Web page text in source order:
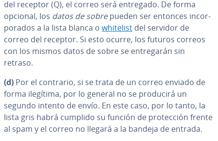
del receptor (Q), el correo será entregado. De forma
opcional, los datos de sobrepueden ser entonces in­co­r­
po­ra­dos a la lista blanca o whitelist del servidor de
correo del receptor. Si esto ocurre, los futuros correos
con los mismos datos de sobre se en­tre­ga­rán sin
retraso.
(d) Por el contrario, si se trata de un correo enviado de
forma ilegítima, por lo general no se producirá un
segundo intento de envío. En este caso, por lo tanto, la
lista gris habrá cumplido su función de pro­te­c­ción frente
al spam y el correo no llegará a la bandeja de entrada.